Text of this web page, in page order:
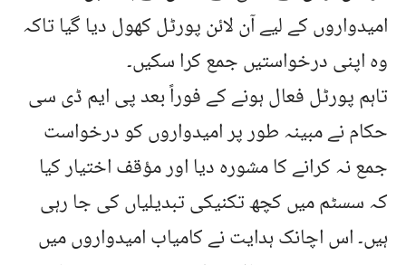
امیدواروں کے لیے آن لائن پورٹل کھول دیا گیا تاکہ
وہ اپنی درخواستیں جمع کرا سکیں۔
تاہم پورٹل فعال ہونے کے فوراً بعد پی ایم ڈی سی
حکام نے مبینہ طور پر امیدواروں کو درخواست
جمع نہ کرانے کا مشورہ دیا اور مؤقف اختیار کیا
کہ سسٹم میں کچھ تکنیکی تبدیلیاں کی جا رہی
ہیں۔ اس اچانک ہدایت نے کامیاب امیدواروں میں